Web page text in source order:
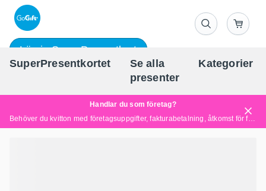
Lös in SuperPresentkort
SuperPresentkortet
Se alla
presenter
Kategorier
Handlar du som företag?
Behöver du kvitton med företagsuppgifter, fakturabetalning, åtkomst för flera användare eller skräddarsydda lösningar?